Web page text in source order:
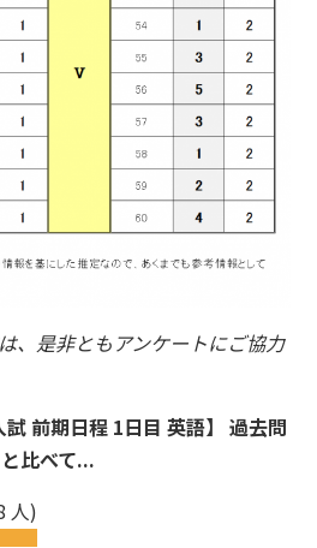
、是非ともアンケートにご協力
試 前期日程 1日目 英語】 過去問
と比べて...
人)